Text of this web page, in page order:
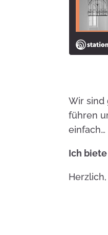
Wir sind
führen
einfach…
Ich